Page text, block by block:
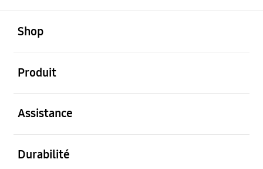
Shop
Produit
Assistance
Durabilité